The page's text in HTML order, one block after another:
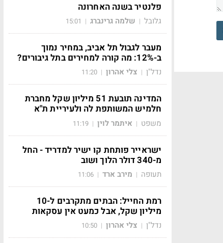
פלנטיר בשנה האחרונה
גלובל | שלמה גרינברג |
15:01
מעבר לגבול תל אביב, במחיר נמוך
ב-12%: מה קורה למחירים בתל גיבורים?
נדל"ן | צלי אהרון |
11:20
המדינה תובעת 51 מיליון שקל מחברת
חלמיש המשותפת לה ולעיריית ת"א
משפט | איתמר לוין |
11:19
ישראייר פותחת קו ישיר למדריד - החל
מ-340 דולר הלוך ושוב
תעופה | מירב ארד |
11:06
רמת החייל: הבתים מתקרבים ל-10
מיליון שקל, אבל כמעט אין עסקאות
נדל"ן | צלי אהרון |
10:50